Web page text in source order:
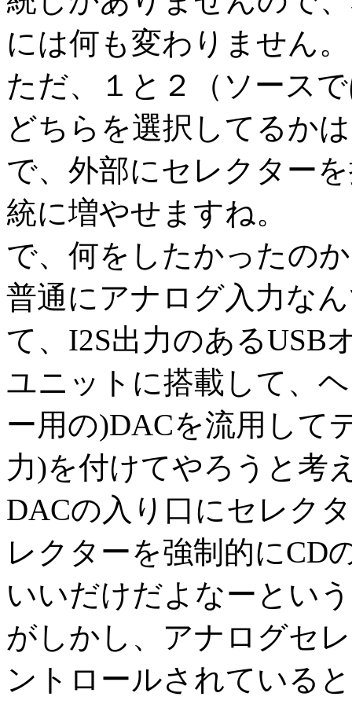
には何も変わりません。
ただ、１と２（ソース
どちらを選択してるか
で、外部にセレクター
統に増やせますね。
で、何をしたかったの
普通にアナログ入力な
て、I2S出力のあるUSB
ユニットに搭載して、
ー用の)DACを流用して
力)を付けてやろうと考
DACの入り口にセレク
レクターを強制的にCD
いいだけだよなーとい
がしかし、アナログセ
ントロールされている